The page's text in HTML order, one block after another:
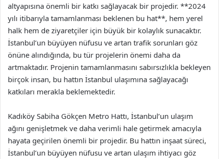
altyapısına önemli bir katkı sağlayacak bir projedir. **2024
yılı itibarıyla tamamlanması beklenen bu hat**, hem yerel
halk hem de ziyaretçiler için büyük bir kolaylık sunacaktır.
İstanbul’un büyüyen nüfusu ve artan trafik sorunları göz
önüne alındığında, bu tür projelerin önemi daha da
artmaktadır. Projenin tamamlanmasını sabırsızlıkla bekleyen
birçok insan, bu hattın İstanbul ulaşımına sağlayacağı
katkıları merakla beklemektedir.
Kadıköy Sabiha Gökçen Metro Hattı, İstanbul’un ulaşım
ağını genişletmek ve daha verimli hale getirmek amacıyla
hayata geçirilen önemli bir projedir. Bu hattın inşaat süreci,
İstanbul’un büyüyen nüfusu ve artan ulaşım ihtiyacı göz